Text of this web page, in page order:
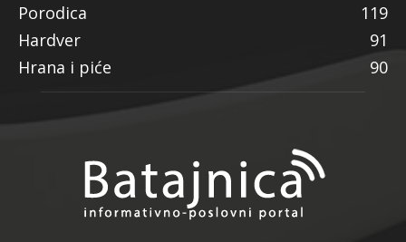
Porodica
119
Hardver
91
Hrana i piće
90